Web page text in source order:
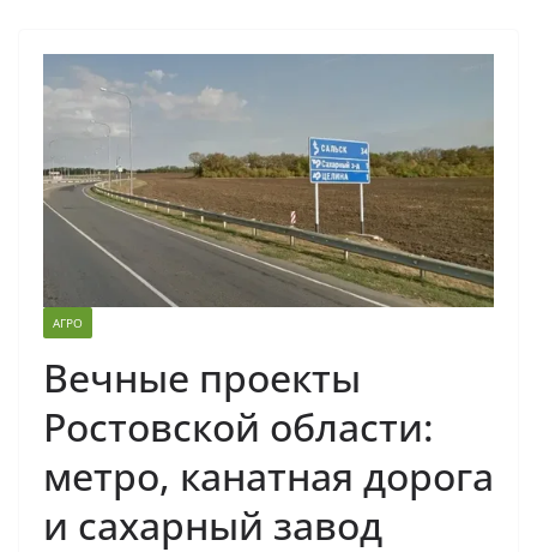
АГРО
Вечные проекты
Ростовской области:
метро, канатная дорога
и сахарный завод